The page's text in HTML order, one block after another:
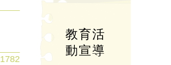
1782
教育活
動宣導